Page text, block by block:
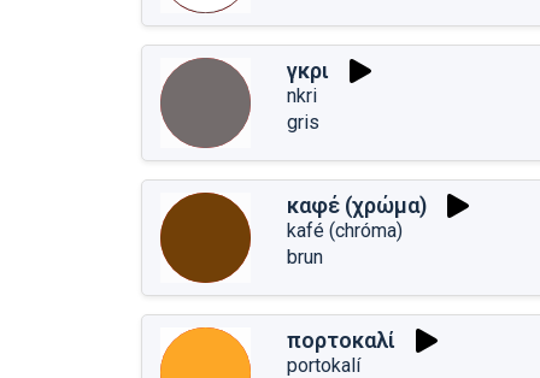
γκρι
nkri
gris
καφέ (χρώμα)
kafé (chróma)
brun
πορτοκαλί
portokalí